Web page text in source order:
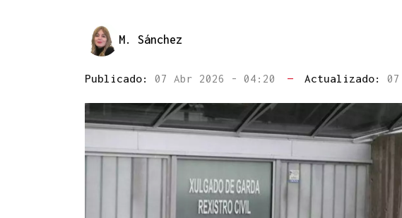
M. Sánchez
Publicado: 07 Abr 2026 - 04:20 — Actualizado: